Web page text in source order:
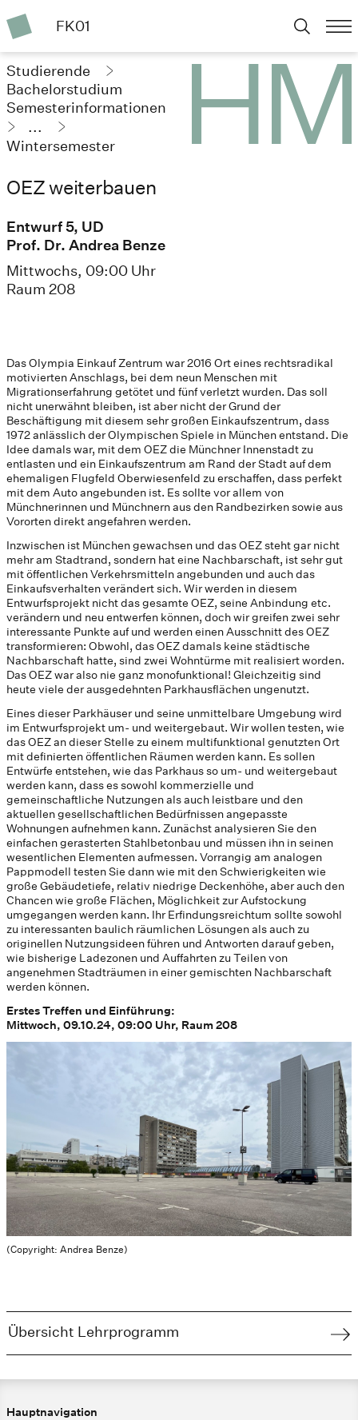
FK01
Studierende
Bachelorstudium
Semesterinformationen
...
Wintersemester
OEZ weiterbauen
Entwurf 5, UD
Prof. Dr. Andrea Benze
Mittwochs, 09:00 Uhr
Raum 208
(Copyright: Andrea Benze)
Das Olympia Einkauf Zentrum war 2016 Ort eines rechtsradikal
motivierten Anschlags, bei dem neun Menschen mit
Migrationserfahrung getötet und fünf verletzt wurden. Das soll
nicht unerwähnt bleiben, ist aber nicht der Grund der
Beschäftigung mit diesem sehr großen Einkaufszentrum, dass
1972 anlässlich der Olympischen Spiele in München entstand. Die
Idee damals war, mit dem OEZ die Münchner Innenstadt zu
entlasten und ein Einkaufszentrum am Rand der Stadt auf dem
ehemaligen Flugfeld Oberwiesenfeld zu erschaffen, dass perfekt
mit dem Auto angebunden ist. Es sollte vor allem von
Münchnerinnen und Münchnern aus den Randbezirken sowie aus
Vororten direkt angefahren werden.
Inzwischen ist München gewachsen und das OEZ steht gar nicht
mehr am Stadtrand, sondern hat eine Nachbarschaft, ist sehr gut
mit öffentlichen Verkehrsmitteln angebunden und auch das
Einkaufsverhalten verändert sich. Wir werden in diesem
Entwurfsprojekt nicht das gesamte OEZ, seine Anbindung etc.
verändern und neu entwerfen können, doch wir greifen zwei sehr
interessante Punkte auf und werden einen Ausschnitt des OEZ
transformieren: Obwohl, das OEZ damals keine städtische
Nachbarschaft hatte, sind zwei Wohntürme mit realisiert worden.
Das OEZ war also nie ganz monofunktional! Gleichzeitig sind
heute viele der ausgedehnten Parkhausflächen ungenutzt.
Eines dieser Parkhäuser und seine unmittelbare Umgebung wird
im Entwurfsprojekt um- und weitergebaut. Wir wollen testen, wie
das OEZ an dieser Stelle zu einem multifunktional genutzten Ort
mit definierten öffentlichen Räumen werden kann. Es sollen
Entwürfe entstehen, wie das Parkhaus so um- und weitergebaut
werden kann, dass es sowohl kommerzielle und
gemeinschaftliche Nutzungen als auch leistbare und den
aktuellen gesellschaftlichen Bedürfnissen angepasste
Wohnungen aufnehmen kann. Zunächst analysieren Sie den
einfachen gerasterten Stahlbetonbau und müssen ihn in seinen
wesentlichen Elementen aufmessen. Vorrangig am analogen
Pappmodell testen Sie dann wie mit den Schwierigkeiten wie
große Gebäudetiefe, relativ niedrige Deckenhöhe, aber auch den
Chancen wie große Flächen, Möglichkeit zur Aufstockung
umgegangen werden kann. Ihr Erfindungsreichtum sollte sowohl
zu interessanten baulich räumlichen Lösungen als auch zu
originellen Nutzungsideen führen und Antworten darauf geben,
wie bisherige Ladezonen und Auffahrten zu Teilen von
angenehmen Stadträumen in einer gemischten Nachbarschaft
werden können.
Erstes Treffen und Einführung:
Mittwoch, 09.10.24, 09:00 Uhr, Raum 208
Übersicht Lehrprogramm
Hauptnavigation